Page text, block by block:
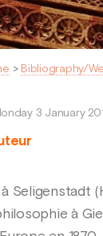
> Bibliography/
3 January
à Seligenstadt
à